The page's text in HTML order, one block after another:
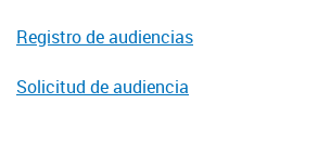
Registro de audiencias
Solicitud de audiencia